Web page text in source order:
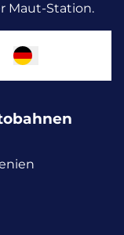
Maut-Station.